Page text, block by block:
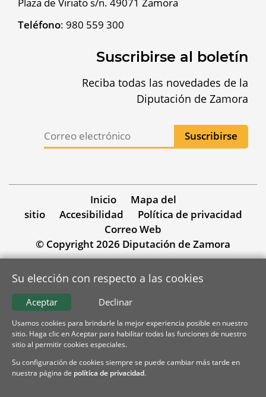
Teléfono: 980 559 300
Suscribirse al boletín
Reciba todas las novedades de la
Diputación de Zamora
Inicio
Mapa del
sitio
Accesibilidad
Política de privacidad
Correo Web
© Copyright 2026 Diputación de Zamora
Su elección con respecto a las cookies
Declinar
Aceptar
Usamos cookies para brindarle la mejor experiencia posible en nuestro
sitio. Haga clic en Aceptar para habilitar todas las funciones de nuestro
sitio al permitir cookies especiales.
Su configuración de cookies siempre se puede cambiar más tarde en
nuestra página de política de privacidad.